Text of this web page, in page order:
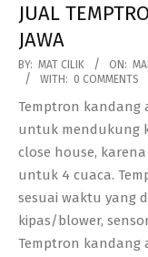
JUAL
JAWA
2018-
03-
26
BY: MAT CILIK ON:
WITH: 0 COMMENTS
Temptron kandang
untuk mendukung
close house,
untuk 4 cuaca.
sesuai waktu yang
kipas/blower,
Temptron kandang